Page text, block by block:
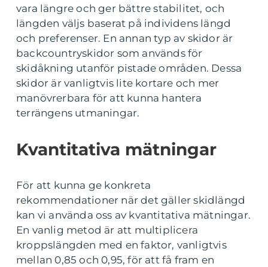
vara längre och ger bättre stabilitet, och
längden väljs baserat på individens längd
och preferenser. En annan typ av skidor är
backcountryskidor som används för
skidåkning utanför pistade områden. Dessa
skidor är vanligtvis lite kortare och mer
manövrerbara för att kunna hantera
terrängens utmaningar.
Kvantitativa mätningar
För att kunna ge konkreta
rekommendationer när det gäller skidlängd
kan vi använda oss av kvantitativa mätningar.
En vanlig metod är att multiplicera
kroppslängden med en faktor, vanligtvis
mellan 0,85 och 0,95, för att få fram en